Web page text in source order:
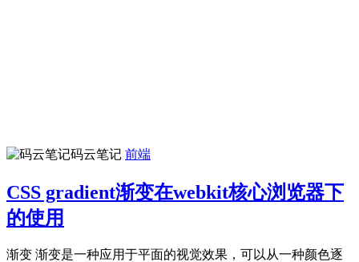
码云笔记 前端
CSS gradient渐变在webkit核心浏览器下
的使用
渐变 渐变是一种应用于平面的视觉效果，可以从一种颜色逐